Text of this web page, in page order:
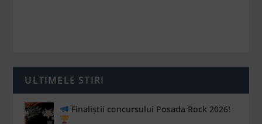
ULTIMELE STIRI
Finaliștii concursului Posada Rock 2026!